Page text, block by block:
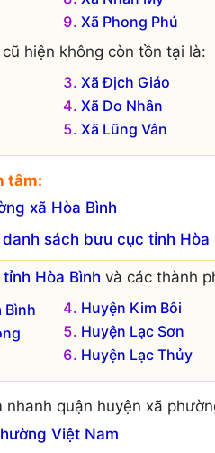
Xã Phong Phú
hiện không còn tồn tại là:
Xã Địch Giáo
Xã Do Nhân
Xã Lũng Vân
tâm:
xã Hòa Bình
sách bưu cục tỉnh Hòa
tỉnh Hòa Bình và các thành
Bình
Huyện Kim Bôi
Huyện Lạc Sơn
Huyện Lạc Thủy
nhanh quận huyện xã
Việt Nam